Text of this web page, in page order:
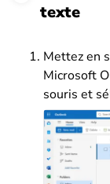
texte
Mettez en
Microsoft
souris et